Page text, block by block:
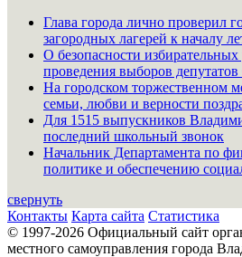
Глава города лично проверил
загородных лагерей к началу
О безопасности избирательных
проведения выборов
На городском торжественном
семьи, любви и верности
Для 1515 выпускников
последний школьный звонок
Начальник Департамента по
политике и обеспечению
свернуть
Контакты Карта сайта Статистика
© 1997-2026 Официальный сайт
местного самоуправления города